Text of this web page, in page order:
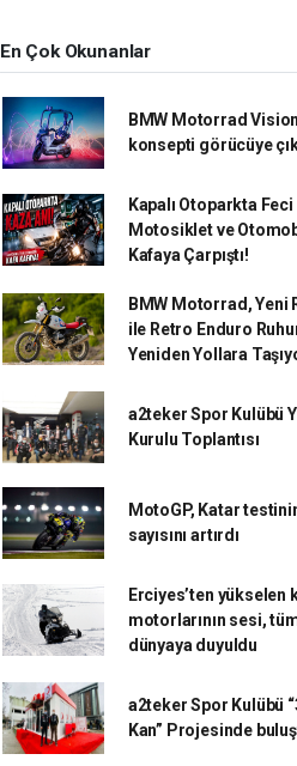
En Çok Okunanlar
BMW Motorrad
konsepti görücüye
Kapalı Otoparkta Feci
Motosiklet ve
Kafaya Çarpıştı!
BMW Motorrad, Yeni
ile Retro Enduro
Yeniden Yollara
a2teker Spor Kulübü
Kurulu Toplantısı
MotoGP, Katar
sayısını artırdı
Erciyes’ten yükselen
motorlarının sesi,
dünyaya duyuldu
a2teker Spor Kulübü
Kan” Projesinde